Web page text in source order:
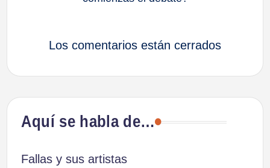
Los comentarios están cerrados
Aquí se habla de…
Fallas y sus artistas